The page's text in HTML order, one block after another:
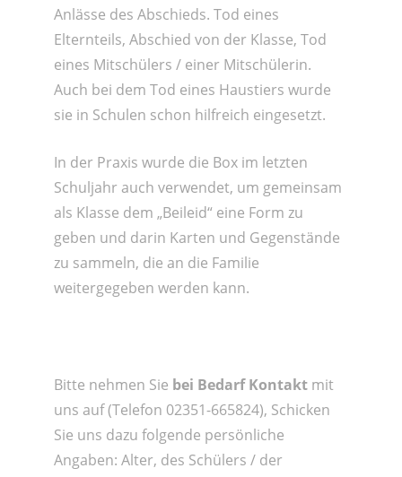
Anlässe des Abschieds. Tod eines
Elternteils, Abschied von der Klasse, Tod
eines Mitschülers / einer Mitschülerin.
Auch bei dem Tod eines Haustiers wurde
sie in Schulen schon hilfreich eingesetzt.
In der Praxis wurde die Box im letzten
Schuljahr auch verwendet, um gemeinsam
als Klasse dem „Beileid“ eine Form zu
geben und darin Karten und Gegenstände
zu sammeln, die an die Familie
weitergegeben werden kann.
Bitte nehmen Sie bei Bedarf Kontaktmit
uns auf (Telefon 02351-665824), Schicken
Sie uns dazu folgende persönliche
Angaben: Alter, des Schülers / der